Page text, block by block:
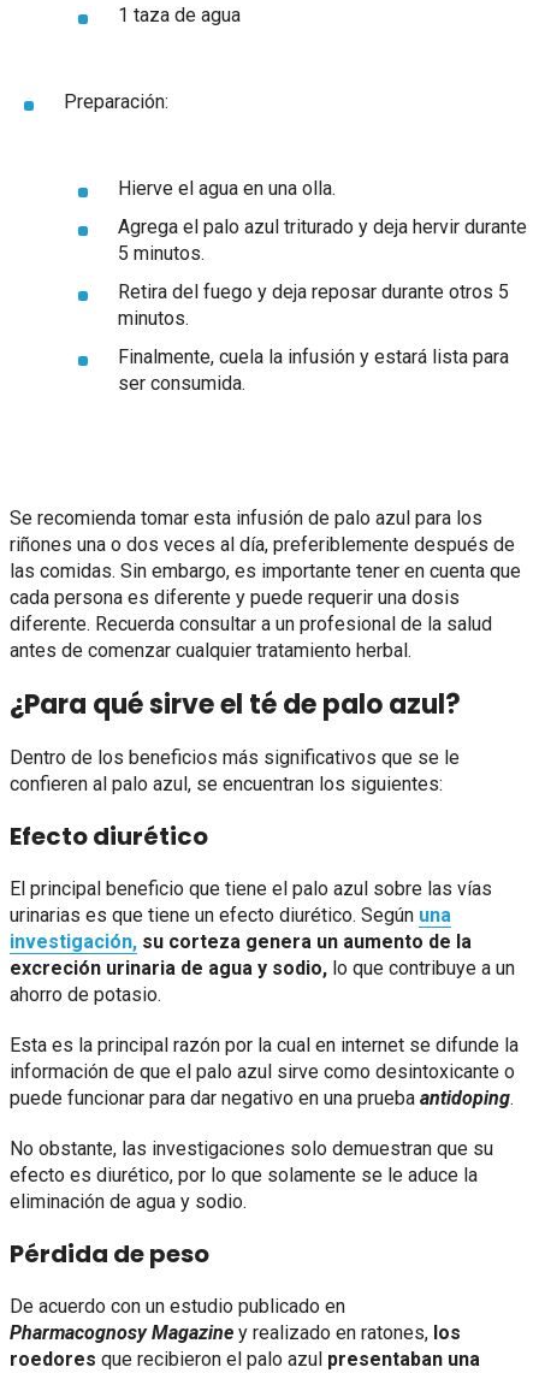
1 taza de agua
Preparación:
Hierve el agua en una olla.
Agrega el palo azul triturado y deja hervir durante
5 minutos.
Retira del fuego y deja reposar durante otros 5
minutos.
Finalmente, cuela la infusión y estará lista para
ser consumida.
Se recomienda tomar esta infusión de palo azul para los
riñones una o dos veces al día, preferiblemente después de
las comidas. Sin embargo, es importante tener en cuenta que
cada persona es diferente y puede requerir una dosis
diferente. Recuerda consultar a un profesional de la salud
antes de comenzar cualquier tratamiento herbal.
¿Para qué sirve el té de palo azul?
Dentro de los beneficios más significativos que se le
confieren al palo azul, se encuentran los siguientes:
Efecto diurético
El principal beneficio que tiene el palo azul sobre las vías
urinarias es que tiene un efecto diurético. Según una
investigación, su corteza genera un aumento de la
excreción urinaria de agua y sodio, lo que contribuye a un
ahorro de potasio.
Esta es la principal razón por la cual en internet se difunde la
información de que el palo azul sirve como desintoxicante o
puede funcionar para dar negativo en una prueba antidoping.
No obstante, las investigaciones solo demuestran que su
efecto es diurético, por lo que solamente se le aduce la
eliminación de agua y sodio.
Pérdida de peso
De acuerdo con un estudio publicado en
Pharmacognosy Magazine y realizado en ratones, los
roedores que recibieron el palo azul presentaban una